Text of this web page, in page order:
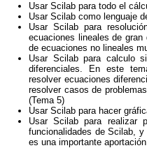
Usar Scilab para todo el
Usar Scilab como lenguaje
Usar Scilab para
ecuaciones lineales de
de ecuaciones no lineales
Usar Scilab para calculo
diferenciales. En este
resolver ecuaciones
resolver casos de
(Tema 5)
Usar Scilab para hacer
Usar Scilab para realizar
funcionalidades de Scilab,
es una importante